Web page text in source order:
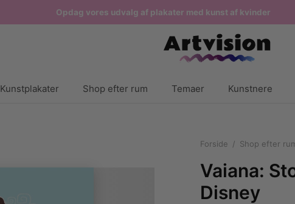
Opdag vores udvalg af plakater med kunst af kvinder
Kunstplakater Shop efter rum Temaer Kunstnere
Forside / Shop efter
Vaiana:
Disney